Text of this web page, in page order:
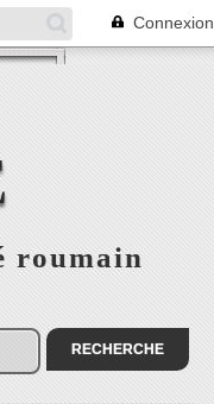
Connexion
roumain